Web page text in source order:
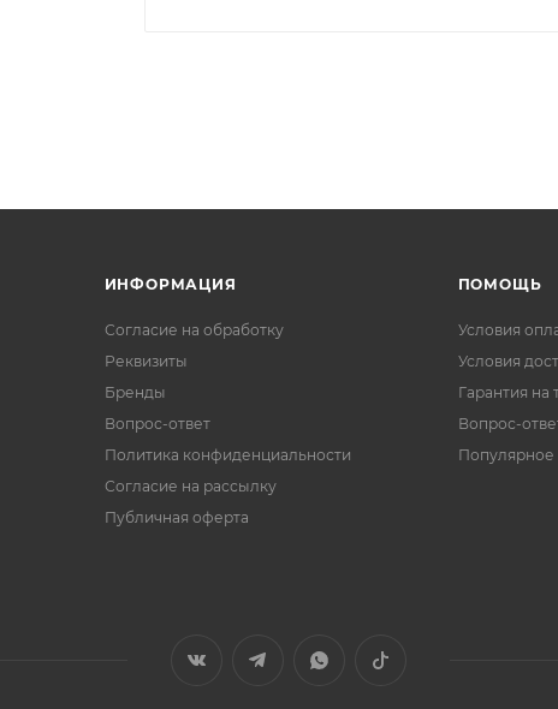
ИНФОРМАЦИЯ
Согласие на обработку
Реквизиты
Бренды
Вопрос-ответ
Политика конфиденциальности
Согласие на рассылку
Публичная оферта
ПОМОЩЬ
Условия
Условия
Гарантия на
Вопрос-
Популярное